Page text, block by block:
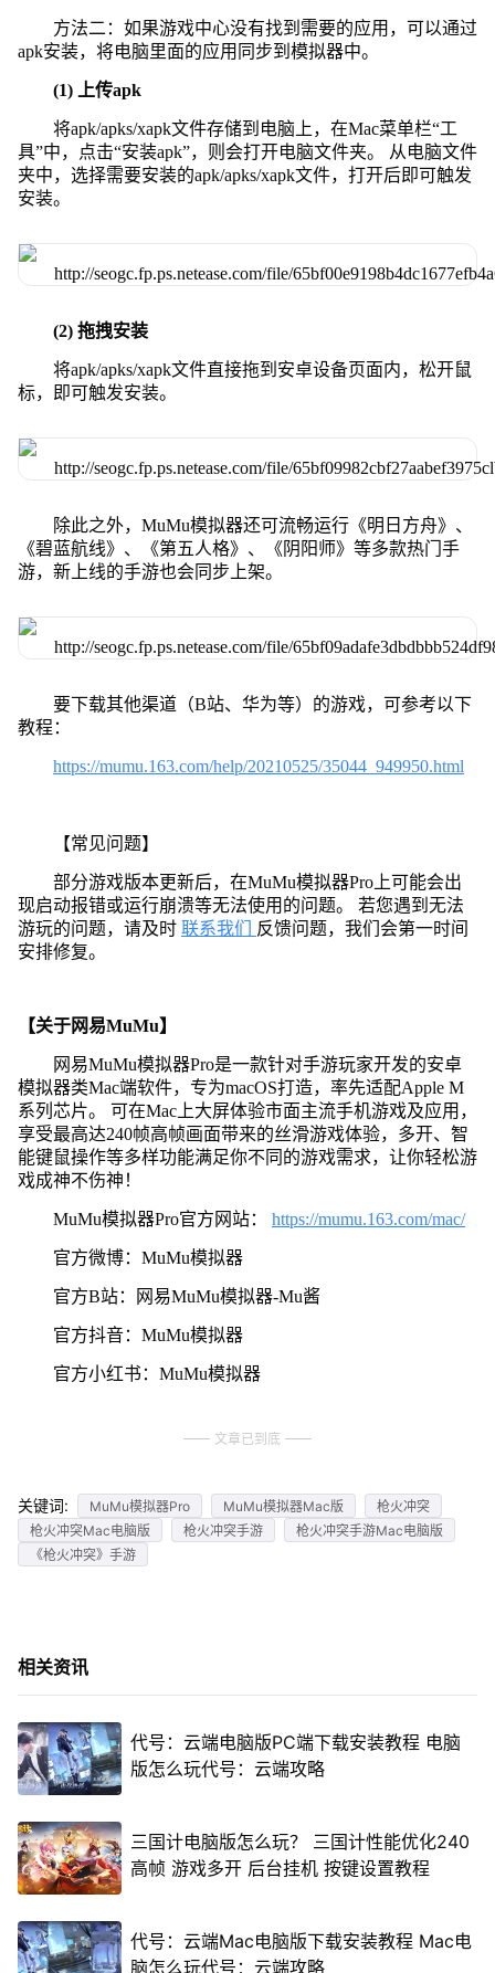
方法二：如果游戏中心没有找到需要的应用，可以通过
apk安装，将电脑里面的应用同步到模拟器中。
(1) 上传apk
将apk/apks/xapk文件存储到电脑上，在Mac菜单栏“工
具”中，点击“安装apk”，则会打开电脑文件夹。 从电脑文件
夹中，选择需要安装的apk/apks/xapk文件，打开后即可触发
安装。
(2) 拖拽安装
将apk/apks/xapk文件直接拖到安卓设备页面内，松开鼠
标，即可触发安装。
除此之外，MuMu模拟器还可流畅运行《明日方舟》、
《碧蓝航线》、《第五人格》、《阴阳师》等多款热门手
游，新上线的手游也会同步上架。
要下载其他渠道（B站、华为等）的游戏，可参考以下
教程：
https://mumu.163.com/help/20210525/35044_949950.html
【常见问题】
部分游戏版本更新后，在MuMu模拟器Pro上可能会出
现启动报错或运行崩溃等无法使用的问题。 若您遇到无法
游玩的问题，请及时 联系我们
反馈问题，我们会第一时间
安排修复。
【关于网易MuMu】
网易MuMu模拟器Pro是一款针对手游玩家开发的安卓
模拟器类Mac端软件，专为macOS打造，率先适配Apple M
系列芯片。 可在Mac上大屏体验市面主流手机游戏及应用，
享受最高达240帧高帧画面带来的丝滑游戏体验，多开、智
能键鼠操作等多样功能满足你不同的游戏需求，让你轻松游
戏成神不伤神！
MuMu模拟器Pro官方网站： https://mumu.163.com/mac/
官方微博：MuMu模拟器
官方B站：网易MuMu模拟器-Mu酱
官方抖音：MuMu模拟器
官方小红书：MuMu模拟器
文章已到底
关键词: MuMu模拟器Pro MuMu模拟器Mac版
枪火冲突
枪火冲突Mac电脑版
枪火冲突手游
枪火冲突手游Mac电脑版
《枪火冲突》手游
相关资讯
代号：云端电脑版PC端下载安装教程 电脑
版怎么玩代号：云端攻略
三国计电脑版怎么玩？ 三国计性能优化240
高帧 游戏多开 后台挂机 按键设置教程
代号：云端Mac电脑版下载安装教程 Mac电
脑怎么玩代号：云端攻略